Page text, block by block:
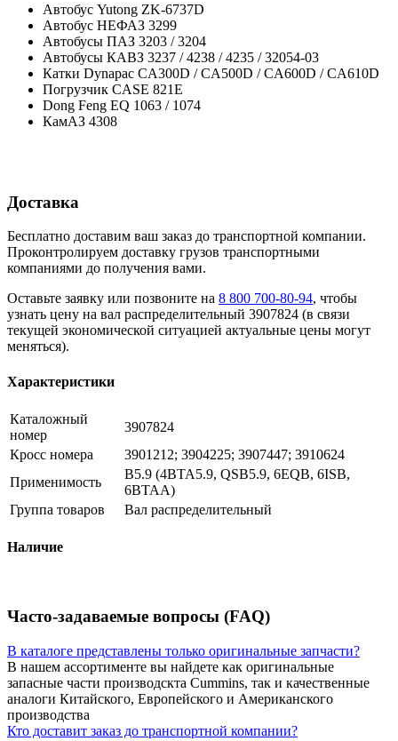
Автобус Yutong ZK-6737D
Автобус НЕФАЗ 3299
Автобусы ПАЗ 3203 / 3204
Автобусы КАВЗ 3237 / 4238 / 4235 / 32054-03
Катки Dynapac CA300D / CA500D / CA600D / CA610D
Погрузчик CASE 821E
Dong Feng EQ 1063 / 1074
КамАЗ 4308
Доставка
Бесплатно доставим ваш заказ до транспортной компании.
Проконтролируем доставку грузов транспортными
компаниями до получения вами.
Оставьте заявку или позвоните на 8 800 700-80-94, чтобы
узнать цену на вал распределительный 3907824 (в связи
текущей экономической ситуацией актуальные цены могут
меняться).
Характеристики
Каталожный
номер
3907824
Кросс номера
3901212; 3904225; 3907447; 3910624
Применимость
B5.9 (4BTA5.9, QSB5.9, 6EQB, 6ISB,
6BTAA)
Группа товаров
Вал распределительный
Наличие
Часто-задаваемые вопросы (FAQ)
В каталоге представлены только оригинальные запчасти?
В нашем ассортименте вы найдете как оригинальные
запасные части производскта Cummins, так и качественные
аналоги Китайского, Европейского и Американского
производства
Кто доставит заказ до транспортной компании?